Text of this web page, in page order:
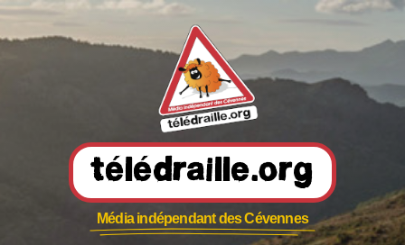
Télédraille.org
Média indépendant des Cévennes